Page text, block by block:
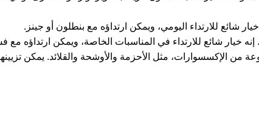
شائع للارتداء اليومي، ويمكن ارتداؤه مع بنطلون أو جينز.
إنه خيار شائع للارتداء في المناسبات الخاصة، ويمكن ارتداؤه مع
الإكسسوارات، مثل الأحزمة والأوشحة والقلائد. يمكن تزيينها